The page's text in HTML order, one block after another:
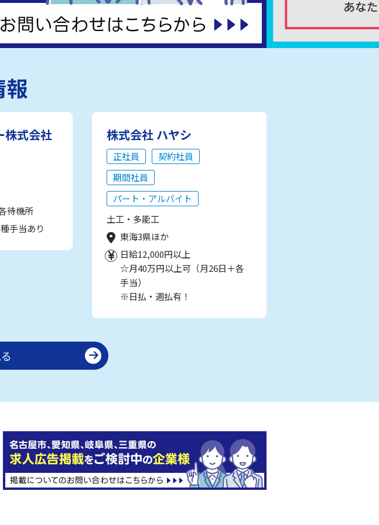
報
株式会社
待機所
手当あり
株式会社 ハヤシ
正社員
契約社員
期間社員
パート・アルバイト
土工・多能工
東海3県ほか
日給12,000円以上
☆月40万円以上可（月26日＋各
手当）
※日払・週払有！